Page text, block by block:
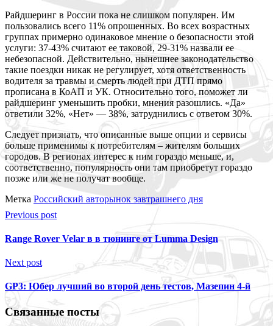
Райдшеринг в России пока не слишком популярен. Им
пользовались всего 11% опрошенных. Во всех возрастных
группах примерно одинаковое мнение о безопасности этой
услуги: 37-43% считают ее таковой, 29-31% назвали ее
небезопасной. Действительно, нынешнее законодательство
такие поездки никак не регулирует, хотя ответственность
водителя за травмы и смерть людей при ДТП прямо
прописана в КоАП и УК. Относительно того, поможет ли
райдшеринг уменьшить пробки, мнения разошлись. «Да»
ответили 32%, «Нет» — 38%, затруднились с ответом 30%.
Следует признать, что описанные выше опции и сервисы
больше применимы к потребителям – жителям больших
городов. В регионах интерес к ним гораздо меньше, и,
соответственно, популярность они там приобретут гораздо
позже или же не получат вообще.
Метка Российский авторынок завтрашнего дня
Previous post
Range Rover Velar в в тюнинге от Lumma Design
Next post
GP3: Юбер лучший во второй день тестов, Мазепин 4-й
Связанные посты